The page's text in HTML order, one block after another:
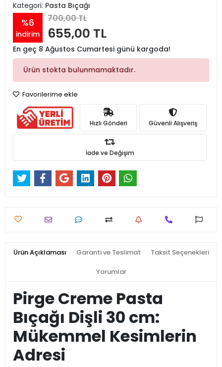
Kategori: Pasta Bıçağı
%6
indirim
700,00 TL
655,00 TL
En geç 8 Ağustos Cumartesi günü kargoda!
Ürün stokta bulunmamaktadır.
Favorilerime ekle
Hızlı Gönderi Güvenli Alışveriş
İade ve Değişim
Ürün Açıklaması Garanti ve Teslimat Taksit Seçenekleri
Yorumlar
Pirge Creme Pasta
Bıçağı Dişli 30 cm:
Mükemmel Kesimlerin
Adresi